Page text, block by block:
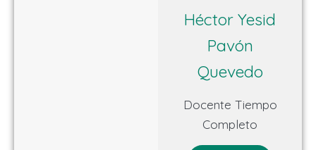
Héctor Yesid
Pavón
Quevedo
Docente Tiempo
Completo